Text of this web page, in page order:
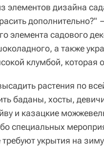
элементов дизайна
элемента садового
а также
клумбой, которая
растения по
баданы, хосты,
и казацкие
специальных
укрытия на